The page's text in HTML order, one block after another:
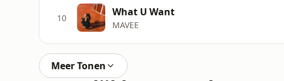
10 What U Want
MAVEE
Meer Tonen